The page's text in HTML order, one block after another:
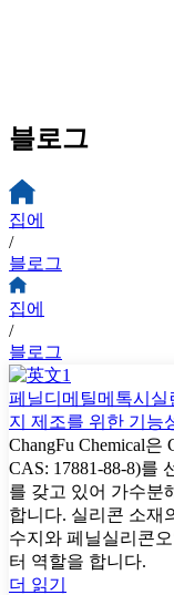
블로그
집에
/
블로그
집에
/
블로그
페닐디메틸메톡시실
지 제조를 위한 기능
ChangFu Chemical
CAS: 17881-88-8)를
를 갖고 있어 가수분
합니다. 실리콘 소재
수지와 페닐실리콘
터 역할을 합니다.
더 읽기